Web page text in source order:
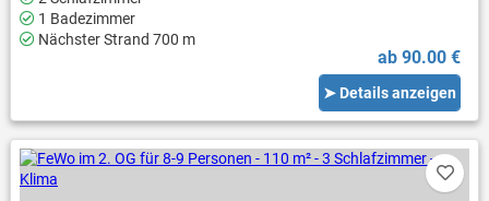
1 Badezimmer
Nächster Strand 700 m
ab 90.00 €
➤ Details anzeigen